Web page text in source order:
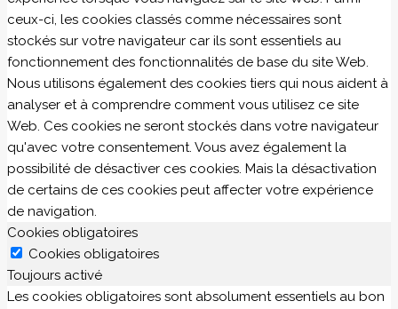
ceux-ci, les cookies classés comme nécessaires sont
stockés sur votre navigateur car ils sont essentiels au
fonctionnement des fonctionnalités de base du site Web.
Nous utilisons également des cookies tiers qui nous aident à
analyser et à comprendre comment vous utilisez ce site
Web. Ces cookies ne seront stockés dans votre navigateur
qu'avec votre consentement. Vous avez également la
possibilité de désactiver ces cookies. Mais la désactivation
de certains de ces cookies peut affecter votre expérience
de navigation.
Cookies obligatoires
Cookies obligatoires
Toujours activé
Les cookies obligatoires sont absolument essentiels au bon